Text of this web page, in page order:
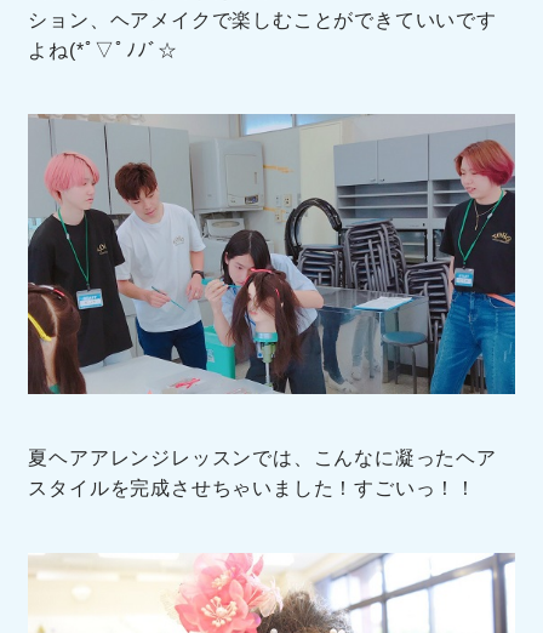
ション、ヘアメイクで楽しむことができていいです
よね(*ﾟ▽ﾟﾉﾉﾞ☆
夏ヘアアレンジレッスンでは、こんなに凝ったヘア
スタイルを完成させちゃいました！すごいっ！！